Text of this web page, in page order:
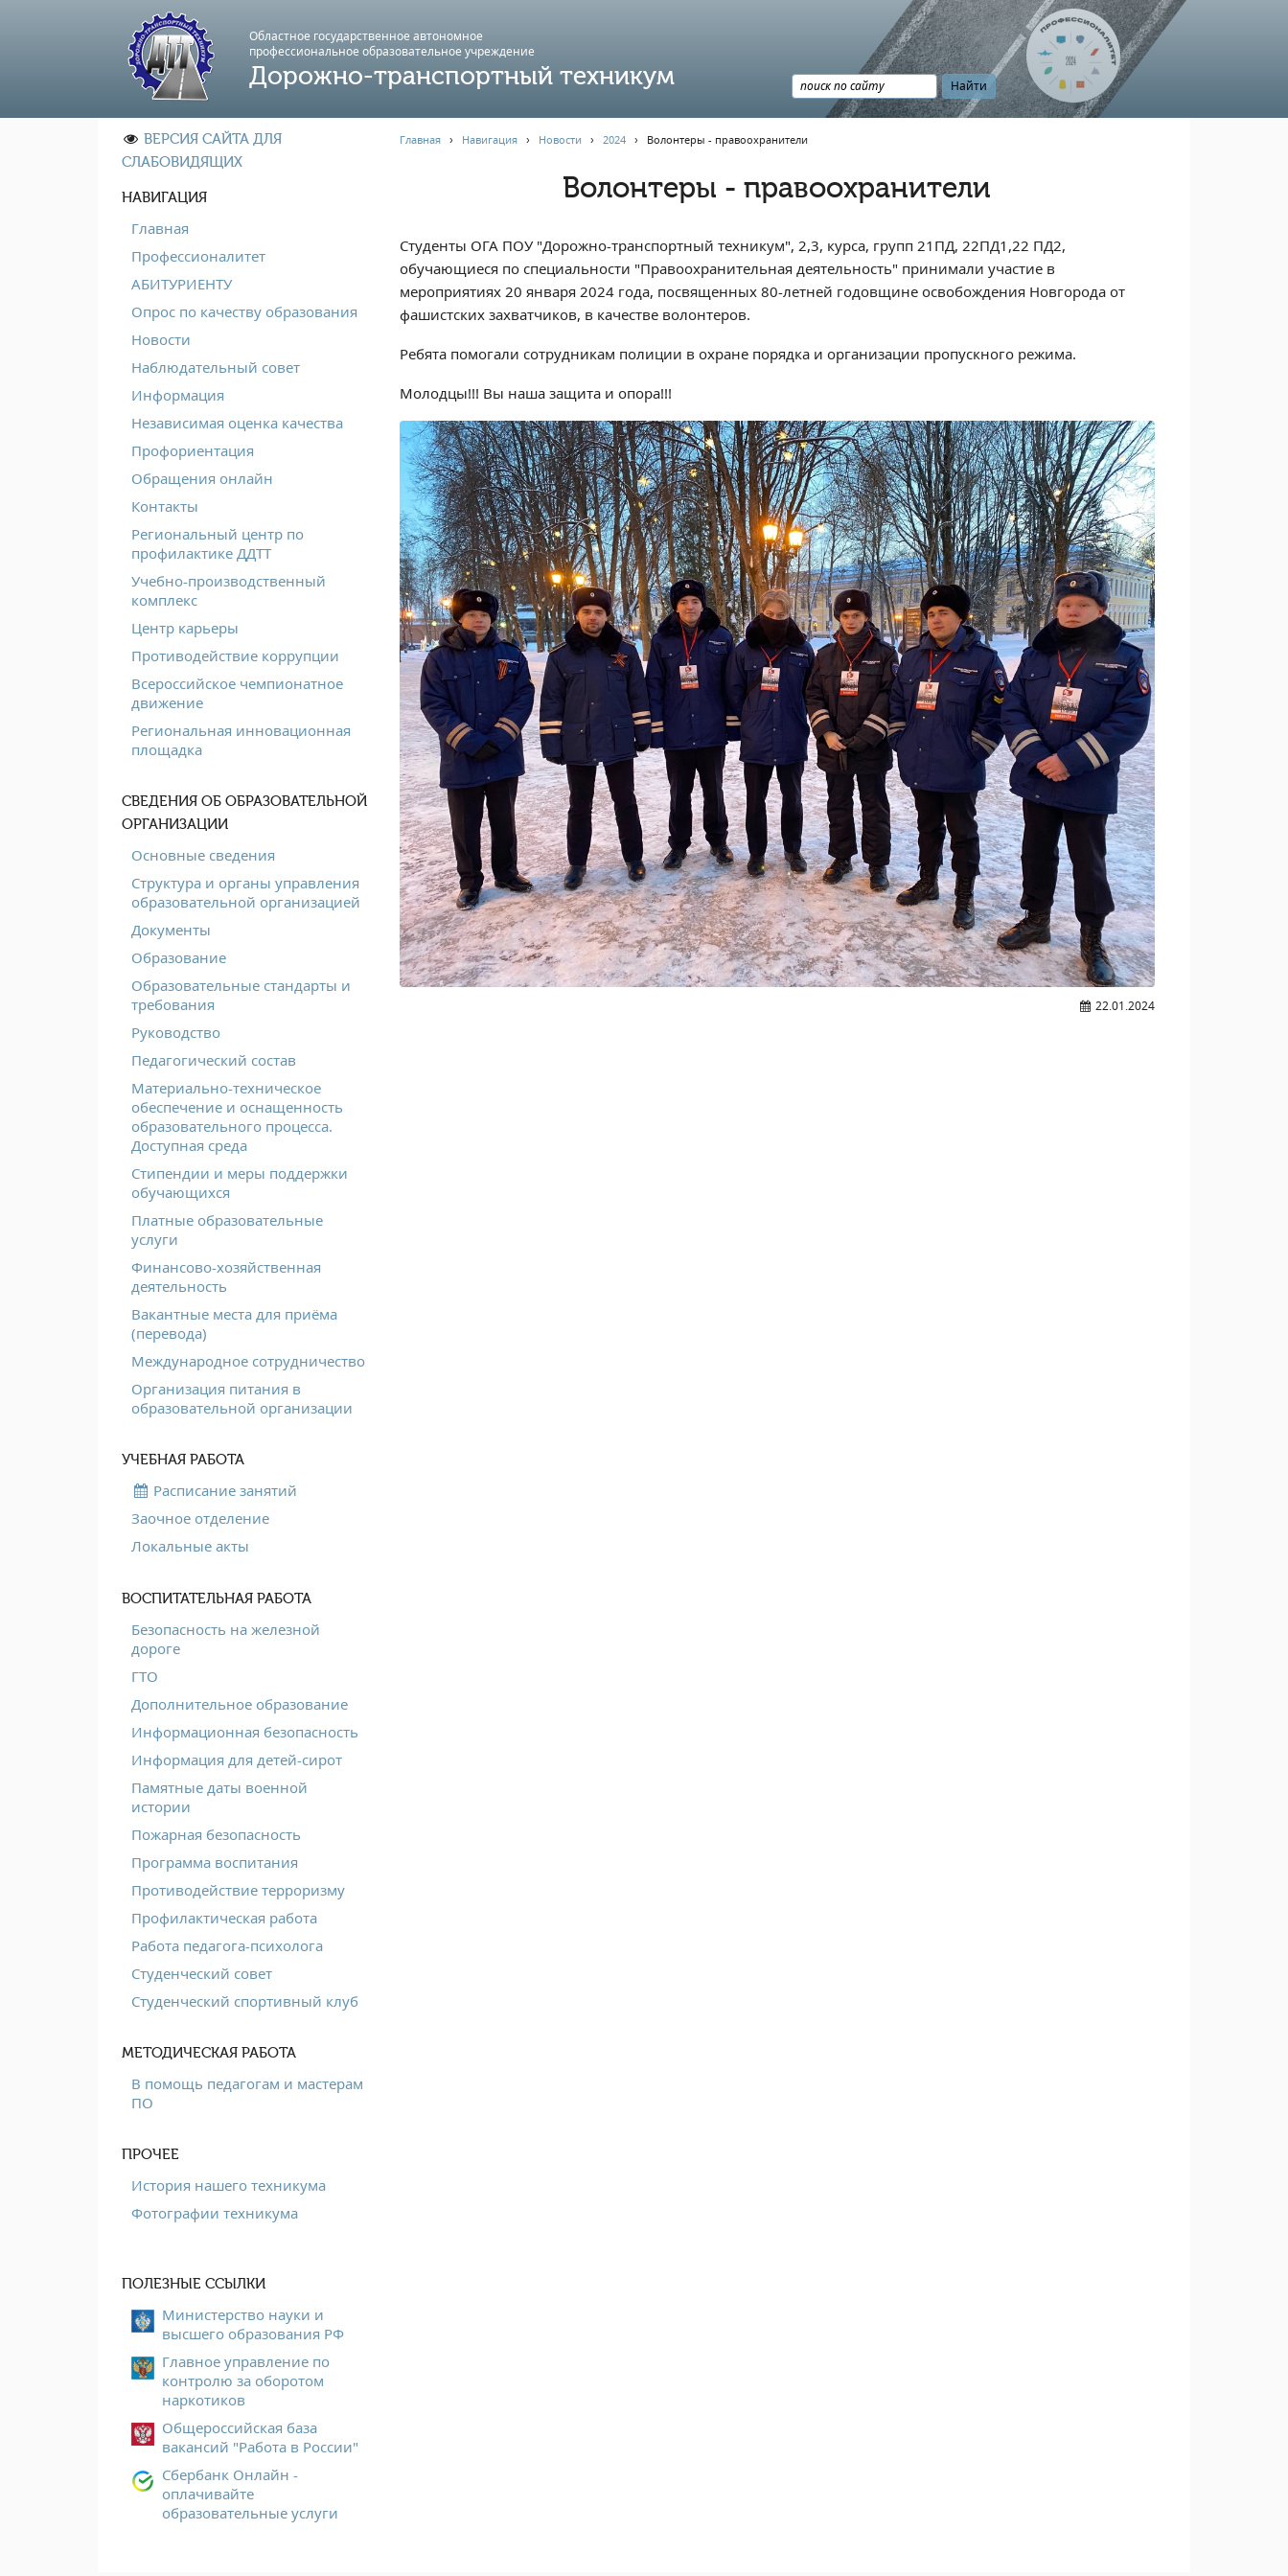
Областное государственное автономное
профессиональноe образовательное учреждение
Дорожно-транспортный техникум
ВЕРСИЯ САЙТА ДЛЯ
СЛАБОВИДЯЩИХ
НАВИГАЦИЯ
Главная
Профессионалитет
АБИТУРИЕНТУ
Опрос по качеству образования
Новости
Наблюдательный совет
Информация
Независимая оценка качества
Профориентация
Обращения онлайн
Контакты
Региональный центр по
профилактике ДДТТ
Учебно-производственный
комплекс
Центр карьеры
Противодействие коррупции
Всероссийское чемпионатное
движение
Региональная инновационная
площадка
СВЕДЕНИЯ ОБ ОБРАЗОВАТЕЛЬНОЙ
ОРГАНИЗАЦИИ
Основные сведения
Структура и органы управления
образовательной организацией
Документы
Образование
Образовательные стандарты и
требования
Руководство
Педагогический состав
Материально-техническое
обеспечение и оснащенность
образовательного процесса.
Доступная среда
Стипендии и меры поддержки
обучающихся
Платные образовательные
услуги
Финансово-хозяйственная
деятельность
Вакантные места для приёма
(перевода)
Международное сотрудничество
Организация питания в
образовательной организации
УЧЕБНАЯ РАБОТА
Расписание занятий
Заочное отделение
Локальные акты
ВОСПИТАТЕЛЬНАЯ РАБОТА
Безопасность на железной
дороге
ГТО
Дополнительное образование
Информационная безопасность
Информация для детей-сирот
Памятные даты военной
истории
Пожарная безопасность
Программа воспитания
Противодействие терроризму
Профилактическая работа
Работа педагога-психолога
Студенческий совет
Студенческий спортивный клуб
МЕТОДИЧЕСКАЯ РАБОТА
В помощь педагогам и мастерам
ПО
ПРОЧЕЕ
История нашего техникума
Фотографии техникума
ПОЛЕЗНЫЕ ССЫЛКИ
Министерство науки и
высшего образования РФ
Главное управление по
контролю за оборотом
наркотиков
Общероссийская база
вакансий "Работа в России"
Сбербанк Онлайн -
оплачивайте
образовательные услуги
Главная› Навигация› Новости › 2024› Волонтеры - правоохранители
Волонтеры - правоохранители
Студенты ОГА ПОУ "Дорожно-транспортный техникум", 2,3, курса, групп 21ПД, 22ПД1,22 ПД2,
обучающиеся по специальности "Правоохранительная деятельность" принимали участие в
мероприятиях 20 января 2024 года, посвященных 80-летней годовщине освобождения Новгорода от
фашистских захватчиков, в качестве волонтеров.
Ребята помогали сотрудникам полиции в охране порядка и организации пропускного режима.
Молодцы!!! Вы наша защита и опора!!!
22.01.2024